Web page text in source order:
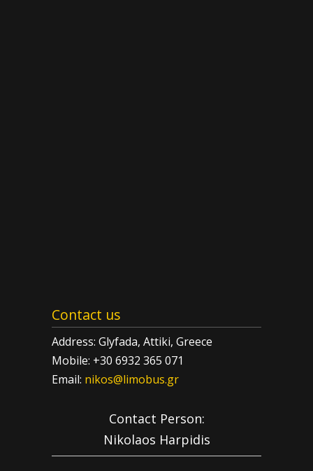
Contact us
Address: Glyfada, Attiki, Greece
Mobile: +30 6932 365 071
Email: nikos@limobus.gr
Contact Person:
Nikolaos Harpidis